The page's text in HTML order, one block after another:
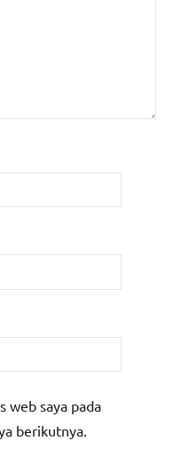
web saya pada
berikutnya.